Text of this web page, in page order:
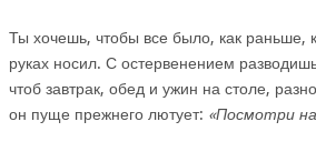
Ты хочешь, чтобы все было, как раньше,
руках носил. С остервенением
чтоб завтрак, обед и ужин на столе,
он пуще прежнего лютует: «Посмотри